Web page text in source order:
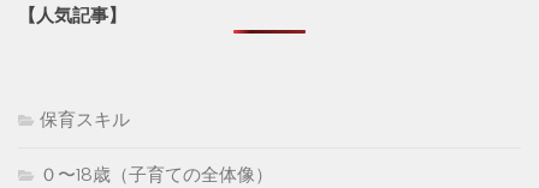
【人気記事】
保育スキル
０〜18歳（子育ての全体像）